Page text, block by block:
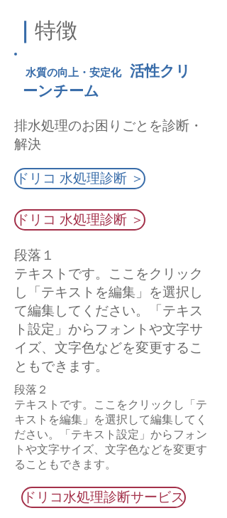
段落１
テキストです。ここをクリック
し「テキストを編集」を選択し
て編集してください。「テキス
ト設定」からフォントや文字サ
イズ、文字色などを変更するこ
ともできます。
段落２
テキストです。ここをクリックし「テ
キストを編集」を選択して編集してく
ださい。「テキスト設定」からフォン
トや文字サイズ、文字色などを変更す
ることもできます。
特徴
水質の向上・安定化
活性クリ
ーンチーム
排水処理のお困りごとを診断・
解決
ドリコ 水処理診断 ＞
ドリコ 水処理診断 ＞
ドリコ水処理診断サービス